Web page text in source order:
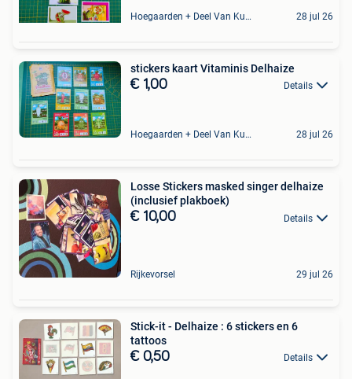
Hoegaarden + Deel Van Kumtich + Deel Van Tienen 28 jul 26
stickers kaart Vitaminis Delhaize
€ 1,00 Details
Hoegaarden + Deel Van Kumtich + Deel Van Tienen 28 jul 26
Losse Stickers masked singer delhaize
(inclusief plakboek)
€ 10,00 Details
Rijkevorsel 29 jul 26
Stick-it - Delhaize : 6 stickers en 6
tattoos
€ 0,50 Details